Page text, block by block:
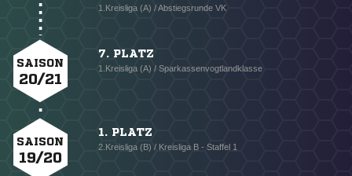
1.Kreisliga (A) / Abstiegsrunde VK
SAISON
20/21
7. PLATZ
1.Kreisliga (A) / Sparkassenvogtlandklasse
SAISON
19/20
1. PLATZ
2.Kreisliga (B) / Kreisliga B - Staffel 1